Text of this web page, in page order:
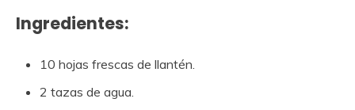
Ingredientes:
10 hojas frescas de llantén.
2 tazas de agua.